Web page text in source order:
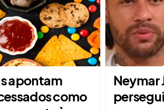
apontam
como
Neymar